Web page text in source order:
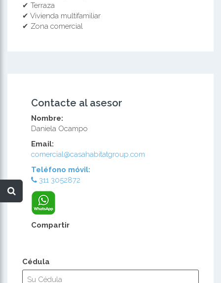
✔ Terraza
✔ Vivienda multifamiliar
✔ Zona comercial
Contacte al asesor
Nombre:
Daniela Ocampo
Email:
comercial@casahabitatgroup.com
Teléfono móvil:
311 3052872
Compartir
Cédula